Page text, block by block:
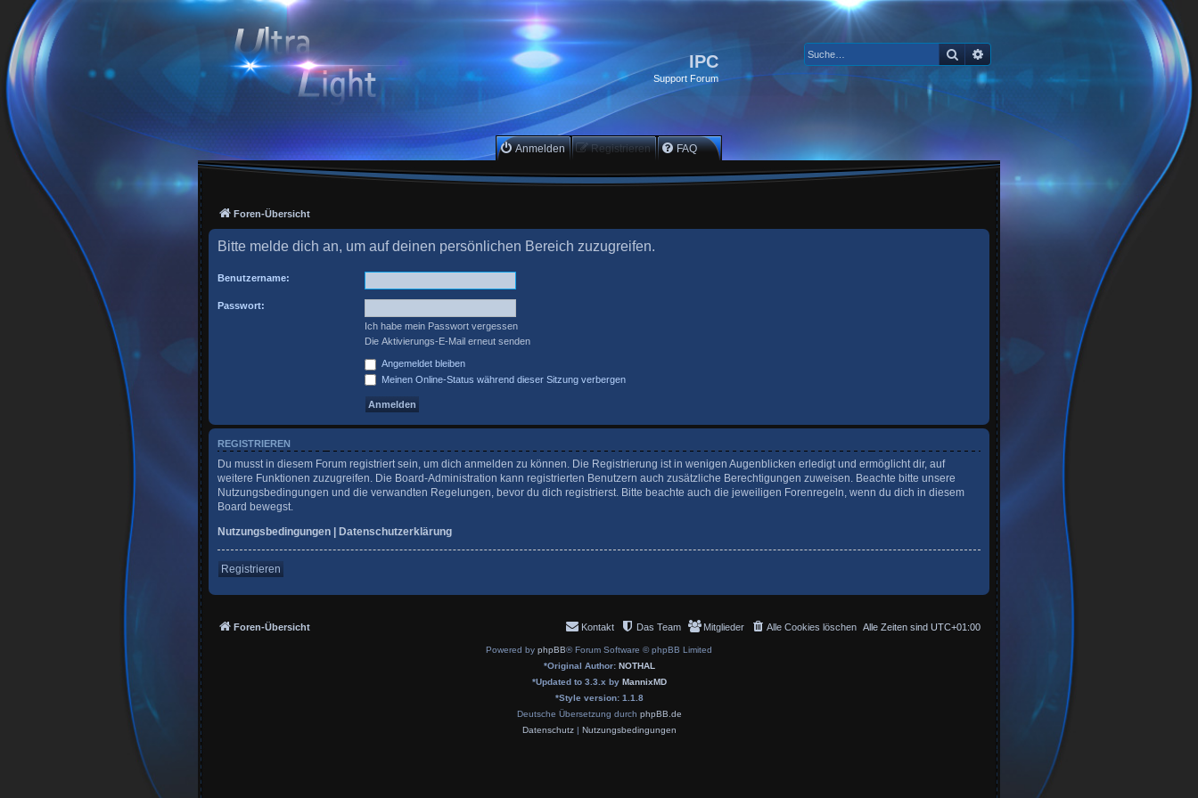
IPC
Support Forum
Suche
Anmelden Registrieren FAQ
Foren-Übersicht
Bitte melde dich an, um auf deinen persönlichen Bereich zuzugreifen.
Benutzername:
Passwort:
Ich habe mein Passwort vergessen
Die Aktivierungs-E-Mail erneut senden
Angemeldet bleiben
Meinen Online-Status während dieser Sitzung verbergen
REGISTRIEREN
Du musst in diesem Forum registriert sein, um dich anmelden zu können. Die Registrierung ist in wenigen Augenblicken erledigt und ermöglicht dir, auf
weitere Funktionen zuzugreifen. Die Board-Administration kann registrierten Benutzern auch zusätzliche Berechtigungen zuweisen. Beachte bitte unsere
Nutzungsbedingungen und die verwandten Regelungen, bevor du dich registrierst. Bitte beachte auch die jeweiligen Forenregeln, wenn du dich in diesem
Board bewegst.
Nutzungsbedingungen | Datenschutzerklärung
Registrieren
Foren-Übersicht Alle Zeiten sind UTC+01:00
Alle Cookies löschen
Mitglieder
Das Team
Kontakt
Powered by phpBB® Forum Software © phpBB Limited
*Original Author: NOTHAL
*Updated to 3.3.x by MannixMD
*Style version: 1.1.8
Deutsche Übersetzung durch phpBB.de
Datenschutz| Nutzungsbedingungen